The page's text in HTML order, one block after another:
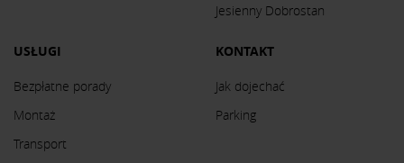
Jesienny Dobrostan
USŁUGI
Bezpłatne porady
Montaż
Transport
KONTAKT
Jak dojechać
Parking